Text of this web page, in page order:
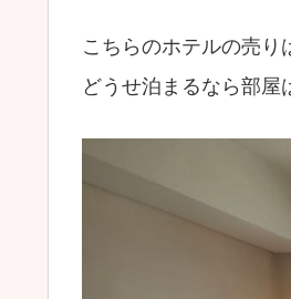
こちらのホテルの売り
どうせ泊まるなら部屋